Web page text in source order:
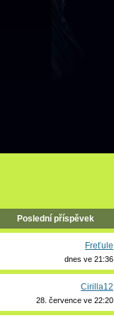
Poslední příspěvek
Freťule
dnes ve 21:36
Cirilla12
28. července ve 22:20